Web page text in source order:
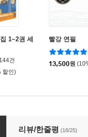
1~2권 세
144건
할인)
빨강 연필
13,500원
리뷰/한줄평 (18/25)